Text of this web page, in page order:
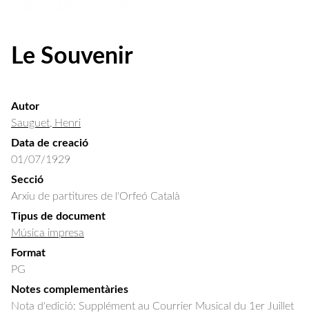
Le Souvenir
Autor
Sauguet, Henri
Data de creació
01/07/1929
Secció
Arxiu de partitures de l'Orfeó Català
Tipus de document
Música impresa
Format
PG
Notes complementàries
Nota d'edició: Supplément au Courrier Musical du 1er Juillet